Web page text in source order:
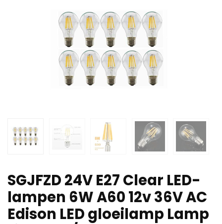
SGJFZD 24V E27 Clear LED-
lampen 6W A60 12v 36V AC
Edison LED gloeilamp Lamp